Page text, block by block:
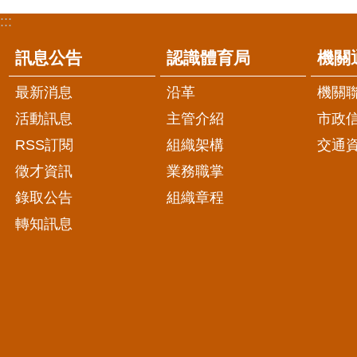
:::
訊息公告
最新消息
活動訊息
RSS訂閱
徵才資訊
錄取公告
轉知訊息
認識體育局
沿革
主管介紹
組織架構
業務職掌
組織章程
機關
機關
市政
交通